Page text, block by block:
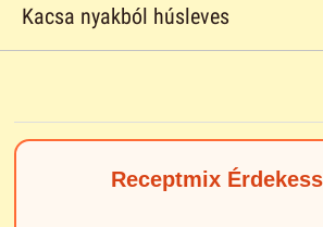
Kacsa nyakból húsleves
Receptmix